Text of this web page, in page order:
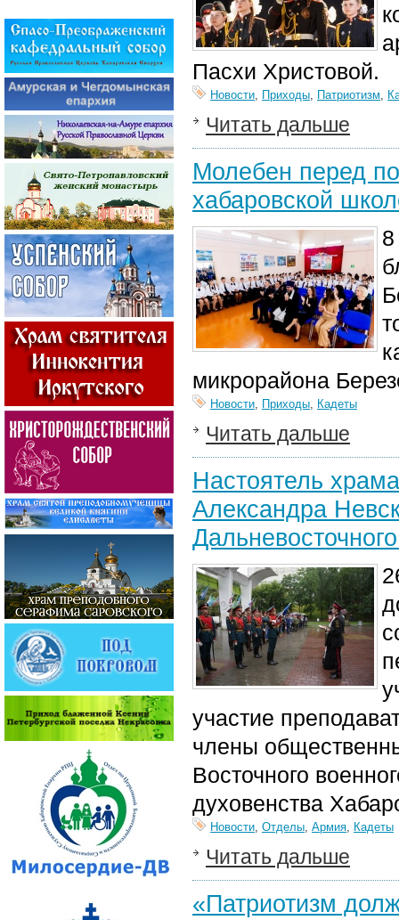
Пасхи Христовой.
Новости, Приходы, Патриотизм,
Читать дальше
Молебен перед
хабаровской
микрорайона
Новости, Приходы, Кадеты
Читать дальше
Настоятель
Александра
участие
члены
Восточного
духовенства
Новости, Отделы, Армия, Кадеты
Читать дальше
«Патриотизм